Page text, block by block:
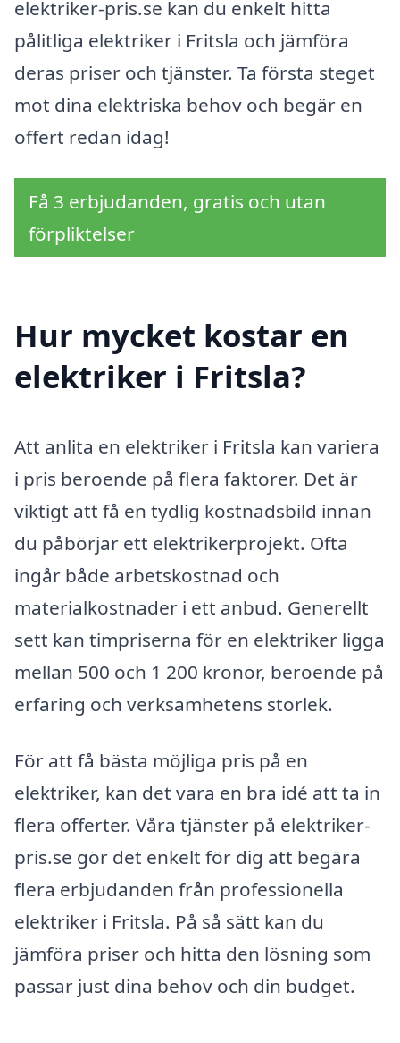
elektriker-pris.se kan du enkelt hitta
pålitliga elektriker i Fritsla och jämföra
deras priser och tjänster. Ta första steget
mot dina elektriska behov och begär en
offert redan idag!
Få 3 erbjudanden, gratis och utan
förpliktelser
Hur mycket kostar en
elektriker i Fritsla?
Att anlita en elektriker i Fritsla kan variera
i pris beroende på flera faktorer. Det är
viktigt att få en tydlig kostnadsbild innan
du påbörjar ett elektrikerprojekt. Ofta
ingår både arbetskostnad och
materialkostnader i ett anbud. Generellt
sett kan timpriserna för en elektriker ligga
mellan 500 och 1 200 kronor, beroende på
erfaring och verksamhetens storlek.
För att få bästa möjliga pris på en
elektriker, kan det vara en bra idé att ta in
flera offerter. Våra tjänster på elektriker-
pris.se gör det enkelt för dig att begära
flera erbjudanden från professionella
elektriker i Fritsla. På så sätt kan du
jämföra priser och hitta den lösning som
passar just dina behov och din budget.